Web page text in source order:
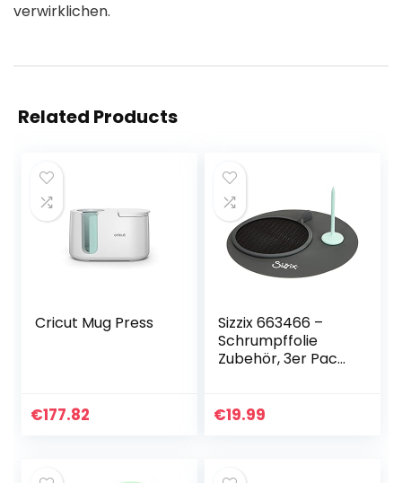
verwirklichen.
Related Products
Cricut Mug Press
€177.82
Sizzix 663466 –
Schrumpffolie
Zubehör, 3er Pack,
€19.99